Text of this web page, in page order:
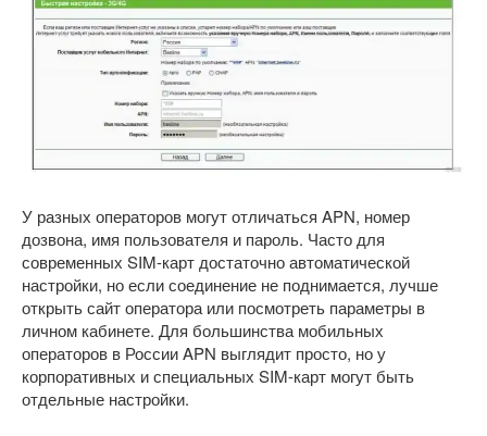
У разных операторов могут отличаться APN, номер
дозвона, имя пользователя и пароль. Часто для
современных SIM-карт достаточно автоматической
настройки, но если соединение не поднимается, лучше
открыть сайт оператора или посмотреть параметры в
личном кабинете. Для большинства мобильных
операторов в России APN выглядит просто, но у
корпоративных и специальных SIM-карт могут быть
отдельные настройки.